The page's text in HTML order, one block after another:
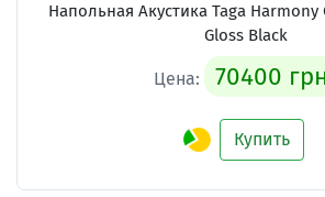
Напольная Акустика Taga Harmony
Gloss Black
Цена: 70400
Купить